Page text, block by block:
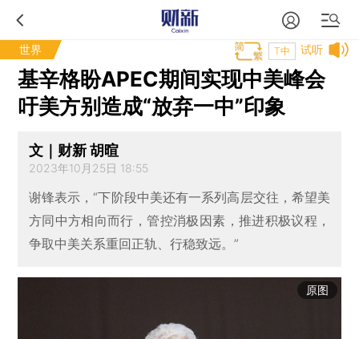
世界 试听
T中
基辛格盼APEC期间实现中美峰会
吁美方别造成“放弃一中”印象
文｜财新 胡暄
2023年10月25日 18:55
谢锋表示，“下阶段中美还有一系列高层交往，希望美
方同中方相向而行，管控消极因素，推进积极议程，
争取中美关系重回正轨、行稳致远。”
原图